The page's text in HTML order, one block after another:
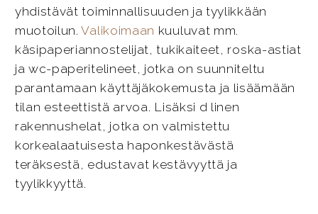
yhdistävät toiminnallisuuden ja tyylikkään
muotoilun.Valikoimaan kuuluvat mm.
käsipaperiannostelijat, tukikaiteet, roska-astiat
ja wc-paperitelineet, jotka on suunniteltu
parantamaan käyttäjäkokemusta ja lisäämään
tilan esteettistä arvoa. Lisäksi d linen
rakennushelat, jotka on valmistettu
korkealaatuisesta haponkestävästä
teräksestä, edustavat kestävyyttä ja
tyylikkyyttä.